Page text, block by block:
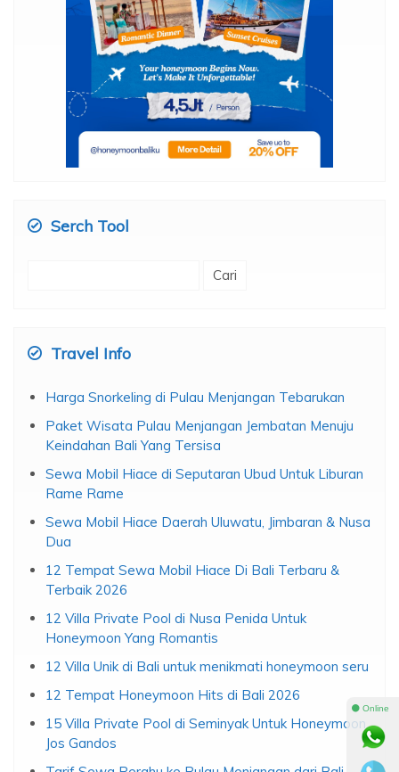
Serch Tool
Travel Info
Harga Snorkeling di Pulau Menjangan Tebarukan
Paket Wisata Pulau Menjangan Jembatan Menuju
Keindahan Bali Yang Tersisa
Sewa Mobil Hiace di Seputaran Ubud Untuk Liburan
Rame Rame
Sewa Mobil Hiace Daerah Uluwatu, Jimbaran & Nusa
Dua
12 Tempat Sewa Mobil Hiace Di Bali Terbaru &
Terbaik 2026
12 Villa Private Pool di Nusa Penida Untuk
Honeymoon Yang Romantis
12 Villa Unik di Bali untuk menikmati honeymoon seru
12 Tempat Honeymoon Hits di Bali 2026
15 Villa Private Pool di Seminyak Untuk Honeymoon
Jos Gandos
⚫ Online